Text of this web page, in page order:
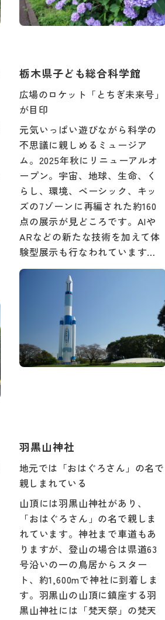
栃木県子ども総合科学館
広場のロケット「とちぎ未来号」
が目印
元気いっぱい遊びながら科学の
不思議に親しめるミュージア
ム。2025年秋にリニューアルオ
ープン。宇宙、地球、生命、く
らし、環境、ベーシック、キッ
ズの7ゾーンに再編された約160
点の展示が見どころです。AIや
ARなどの新たな技術を加えて体
験型展示も行なわれています…
羽黒山神社
地元では「おはぐろさん」の名で
親しまれている
山頂には羽黒山神社があり、
「おはぐろさん」の名で親しま
れています。神社まで車道もあ
りますが、登山の場合は県道63
号沿いの一の鳥居からスター
ト、約1,600mで神社に到着しま
す。羽黒山の山頂に鎮座する羽
黒山神社には「梵天祭」の梵天